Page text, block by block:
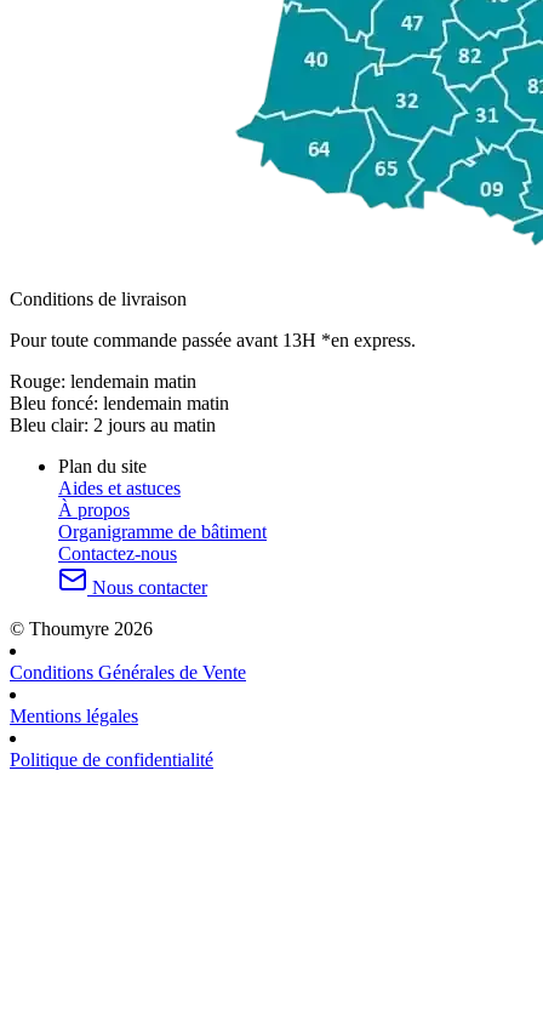
Conditions de livraison
Pour toute commande passée avant 13H *en express.
Rouge: lendemain matin
Bleu foncé: lendemain matin
Bleu clair: 2 jours au matin
Plan du site
Aides et astuces
À propos
Organigramme de bâtiment
Contactez-nous
Nous contacter
© Thoumyre 2026
Conditions Générales de Vente
Mentions légales
Politique de confidentialité